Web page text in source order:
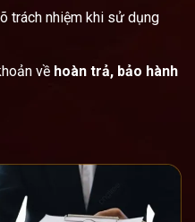
trách nhiệm khi sử dụng
về hoàn trả, bảo hành